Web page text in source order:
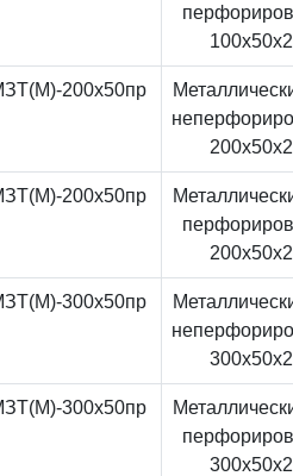
200x50пр
200x50пр
300x50пр
300x50пр